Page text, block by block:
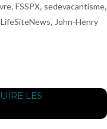
, FSSPX, sedevacantisme,
LifeSiteNews, John-Henry